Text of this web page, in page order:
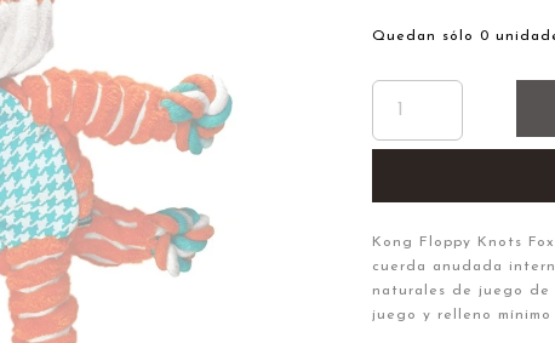
Quedan sólo 0
Kong Floppy Knots
cuerda anudada
naturales de juego de
juego y relleno